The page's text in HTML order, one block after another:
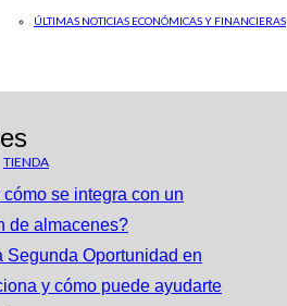
ÚLTIMAS NOTICIAS ECONÓMICAS Y FINANCIERAS
TIENDA
Fotocopiadoras
Tarjetas
de Datos
se integra con un
de almacenes?
Segunda Oportunidad en
y cómo puede ayudarte